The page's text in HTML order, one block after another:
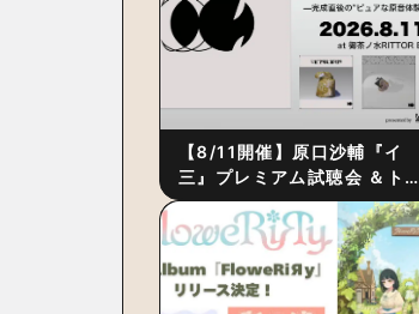
【8/11開催】原口沙輔『イ
三』プレミアム試聴会 ＆ト
ーク・セッション 〜完成直
後の“ピュアな原音体験”と制
作秘話